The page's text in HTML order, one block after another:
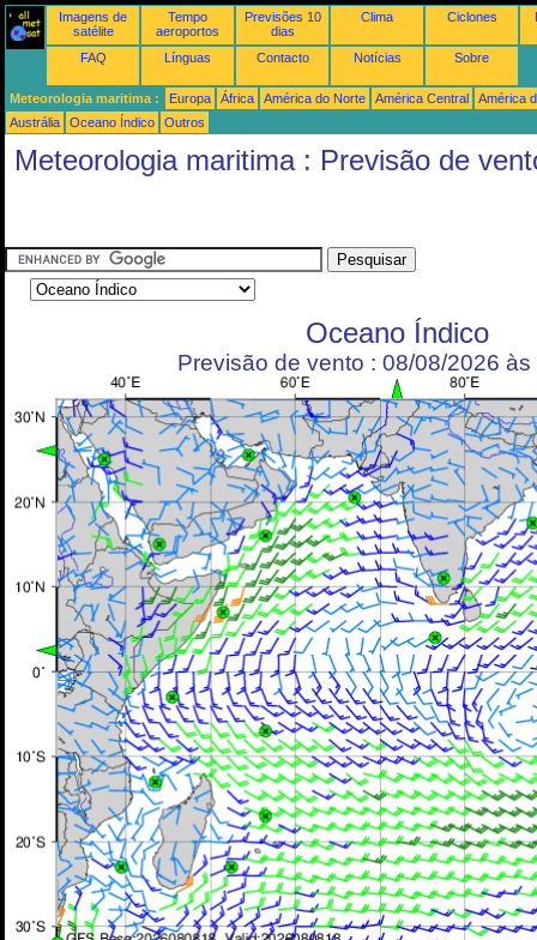
Imagens de
satélite
Tempo
aeroportos
Previsões 10
dias
Clima Ciclones
FAQ Línguas Contacto Notícias Sobre
Meteorologia maritima : Europa África América do Norte América Central
América
Austrália
Oceano Índico Outros
Meteorologia maritima : Previsão de
Oceano Índico
Previsão de vento : 08/08/2026 às